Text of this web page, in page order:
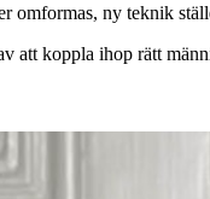
omformas, ny teknik
att koppla ihop rätt